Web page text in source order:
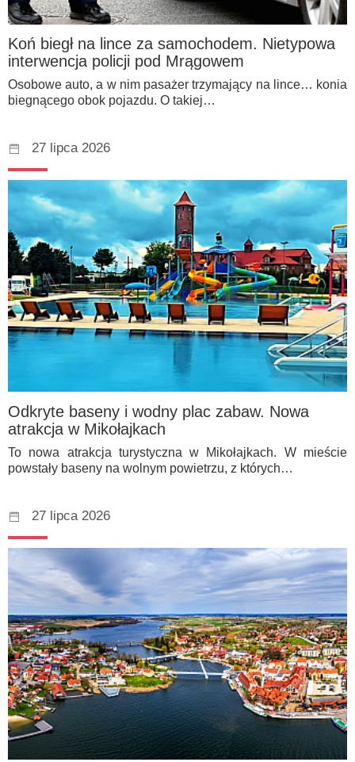
Koń biegł na lince za samochodem. Nietypowa
interwencja policji pod Mrągowem
Osobowe auto, a w nim pasażer trzymający na lince… konia
biegnącego obok pojazdu. O takiej…
27 lipca 2026
Odkryte baseny i wodny plac zabaw. Nowa
atrakcja w Mikołajkach
To nowa atrakcja turystyczna w Mikołajkach. W mieście
powstały baseny na wolnym powietrzu, z których…
27 lipca 2026